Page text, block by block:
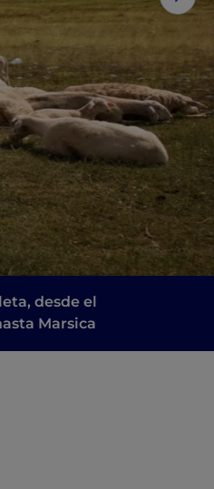
desde el
Marsica